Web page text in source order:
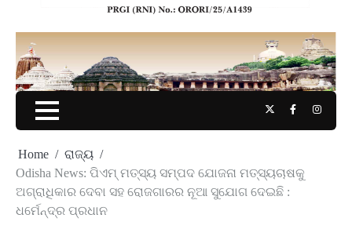
TwitterFacebook
Home
ରାଜ୍ୟ
Odisha News: ପିଏମ୍ ମତ୍ସ୍ୟ ସମ୍ପଦ ଯୋଜନା ମତ୍ସ୍ୟଚାଷକୁ
ଅଗ୍ରାଧିକାର ଦେବା ସହ ରୋଜଗାରର ନୂଆ ସୁଯୋଗ ଦେଇଛି :
ଧର୍ମେନ୍ଦ୍ର ପ୍ରଧାନ